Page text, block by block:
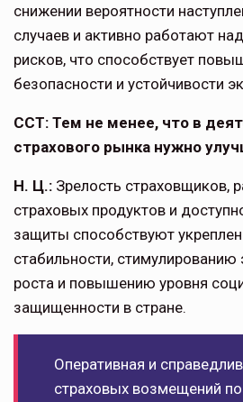
снижении вероятности
случаев и активно работают
рисков, что спо­собствует
безопас­ности и устойчивости
ССТ: Тем не менее, что в
страхового рынка нужно
Н. Ц.: Зрелость страховщиков,
страховых продуктов и
защиты способствуют
стабильности,
роста и повышению уровня
защищенности в стране.
Оперативная и
страховых возмещений